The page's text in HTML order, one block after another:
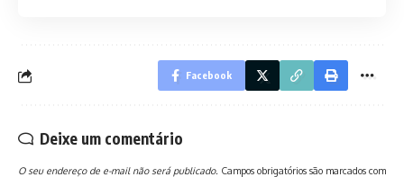
Facebook
Deixe um comentário
O seu endereço de e-mail não será publicado. Campos obrigatórios são marcados com